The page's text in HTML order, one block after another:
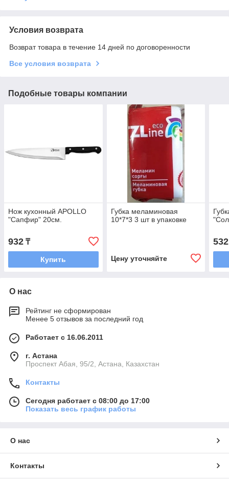
Условия возврата
Возврат товара в течение 14 дней по договоренности
Все условия возврата
Подобные товары компании
Нож кухонный APOLLO
"Сапфир" 20см.
932 ₸
Купить
Губка меламиновая
10*7*3 3 шт в упаковке
Цену уточняйте
532
О нас
Рейтинг не сформирован
Менее 5 отзывов за последний год
Работает с 16.06.2011
г. Астана
​Проспект Абая, 95/2, Астана, Казахстан
Контакты
Сегодня работает с 08:00 до 17:00
Показать весь график работы
О нас
Контакты